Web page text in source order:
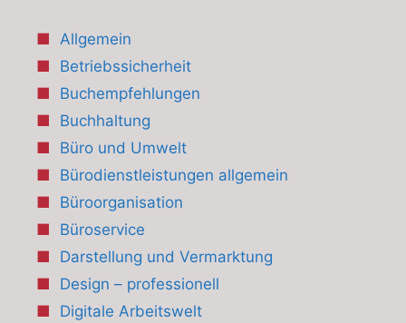
Allgemein
Betriebssicherheit
Buchempfehlungen
Buchhaltung
Büro und Umwelt
Bürodienstleistungen allgemein
Büroorganisation
Büroservice
Darstellung und Vermarktung
Design – professionell
Digitale Arbeitswelt